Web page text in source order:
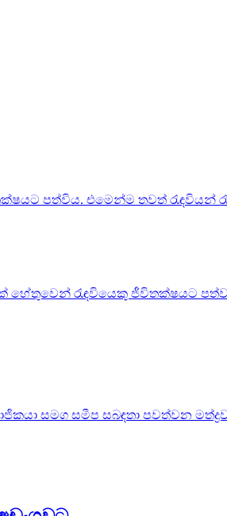
පත්විය. එමෙන්ම තවත් රැඳවියන්
හේතුවෙන් රැඳවියෙකු ජීවිතක්ෂයට
සමග සමීප සබඳතා පවත්වන